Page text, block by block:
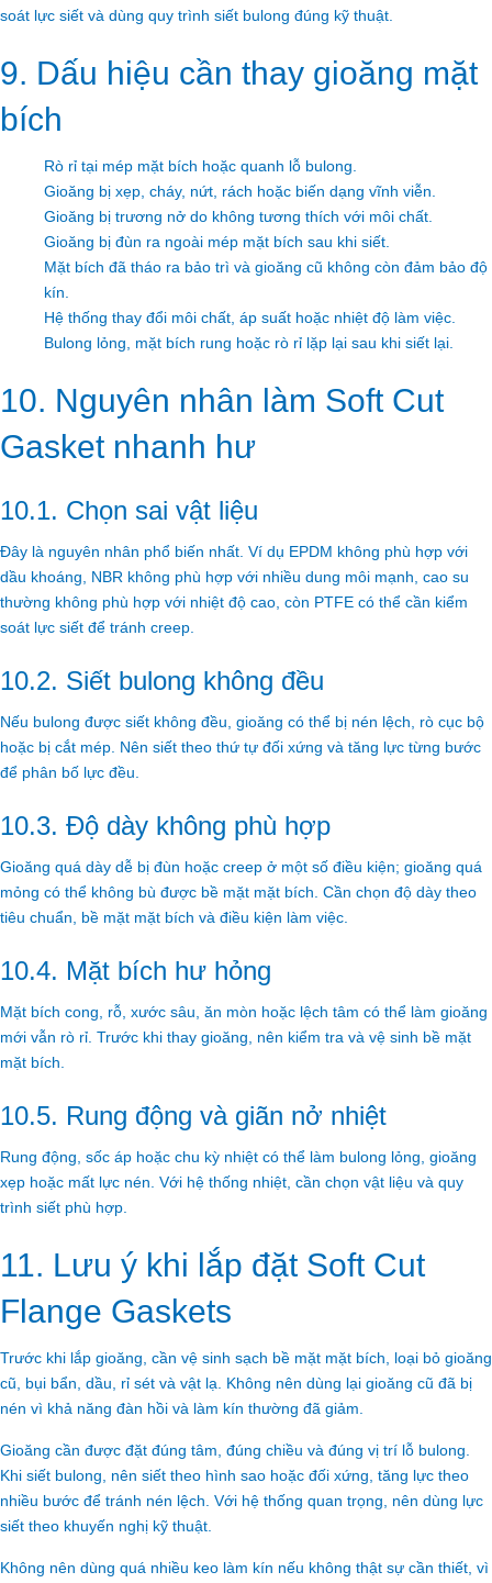
soát lực siết và dùng quy trình siết bulong đúng kỹ thuật.
9. Dấu hiệu cần thay gioăng mặt
bích
Rò rỉ tại mép mặt bích hoặc quanh lỗ bulong.
Gioăng bị xẹp, cháy, nứt, rách hoặc biến dạng vĩnh viễn.
Gioăng bị trương nở do không tương thích với môi chất.
Gioăng bị đùn ra ngoài mép mặt bích sau khi siết.
Mặt bích đã tháo ra bảo trì và gioăng cũ không còn đảm bảo độ
kín.
Hệ thống thay đổi môi chất, áp suất hoặc nhiệt độ làm việc.
Bulong lỏng, mặt bích rung hoặc rò rỉ lặp lại sau khi siết lại.
10. Nguyên nhân làm Soft Cut
Gasket nhanh hư
10.1. Chọn sai vật liệu
Đây là nguyên nhân phổ biến nhất. Ví dụ EPDM không phù hợp với
dầu khoáng, NBR không phù hợp với nhiều dung môi mạnh, cao su
thường không phù hợp với nhiệt độ cao, còn PTFE có thể cần kiểm
soát lực siết để tránh creep.
10.2. Siết bulong không đều
Nếu bulong được siết không đều, gioăng có thể bị nén lệch, rò cục bộ
hoặc bị cắt mép. Nên siết theo thứ tự đối xứng và tăng lực từng bước
để phân bố lực đều.
10.3. Độ dày không phù hợp
Gioăng quá dày dễ bị đùn hoặc creep ở một số điều kiện; gioăng quá
mỏng có thể không bù được bề mặt mặt bích. Cần chọn độ dày theo
tiêu chuẩn, bề mặt mặt bích và điều kiện làm việc.
10.4. Mặt bích hư hỏng
Mặt bích cong, rỗ, xước sâu, ăn mòn hoặc lệch tâm có thể làm gioăng
mới vẫn rò rỉ. Trước khi thay gioăng, nên kiểm tra và vệ sinh bề mặt
mặt bích.
10.5. Rung động và giãn nở nhiệt
Rung động, sốc áp hoặc chu kỳ nhiệt có thể làm bulong lỏng, gioăng
xẹp hoặc mất lực nén. Với hệ thống nhiệt, cần chọn vật liệu và quy
trình siết phù hợp.
11. Lưu ý khi lắp đặt Soft Cut
Flange Gaskets
Trước khi lắp gioăng, cần vệ sinh sạch bề mặt mặt bích, loại bỏ gioăng
cũ, bụi bẩn, dầu, rỉ sét và vật lạ. Không nên dùng lại gioăng cũ đã bị
nén vì khả năng đàn hồi và làm kín thường đã giảm.
Gioăng cần được đặt đúng tâm, đúng chiều và đúng vị trí lỗ bulong.
Khi siết bulong, nên siết theo hình sao hoặc đối xứng, tăng lực theo
nhiều bước để tránh nén lệch. Với hệ thống quan trọng, nên dùng lực
siết theo khuyến nghị kỹ thuật.
Không nên dùng quá nhiều keo làm kín nếu không thật sự cần thiết, vì